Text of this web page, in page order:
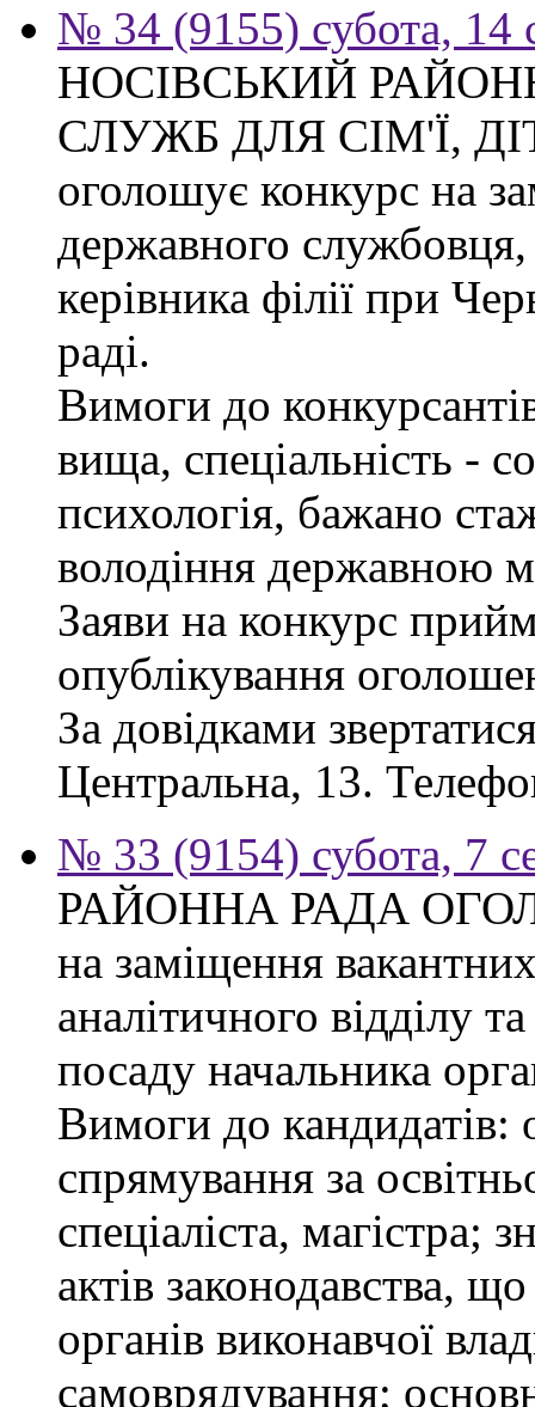
№ 34 (9155) субота, 14
НОСІВСЬКИЙ
СЛУЖБ ДЛЯ СІМ'Ї,
оголошує конкурс на
державного службовця,
керівника філії при
раді.
Вимоги до
вища, спеціальність -
психологія, бажано
володіння державною
Заяви на конкурс
опублікування
За довідками
Центральна, 13.
№ 33 (9154) субота, 7
РАЙОННА РАДА
на заміщення
аналітичного відділу
посаду начальника
Вимоги до кандидатів:
спрямування за
спеціаліста, магістра;
актів законодавства,
органів виконавчої
самоврядування;